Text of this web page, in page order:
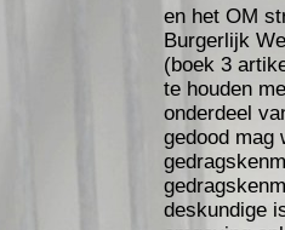
en het OM
Burgerlijk
(boek 3
te houden
onderdeel
gedood mag
deskundige